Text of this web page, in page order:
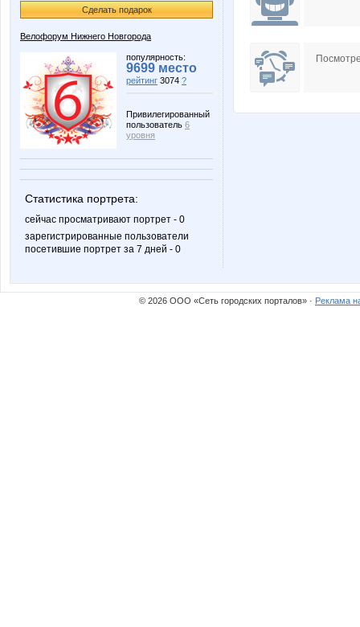
Сделать подарок
Велофорум Нижнего Новгорода
популярность:
9699 место
рейтинг 3074 ?
Привилегированный
пользователь 6
уровня
Статистика портрета:
сейчас просматривают портрет - 0
зарегистрированные пользователи
посетившие портрет за 7 дней - 0
Дефыч Денис
© 2026 ООО «Сеть городских порталов» · Реклама